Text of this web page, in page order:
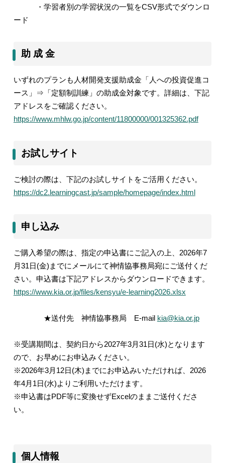
・学習者別の学習状況の一覧をCSV形式でダウンロ
ード
助 成 金
いずれのプランも人材開発支援助成金「人への投資促進コ
ース」⇒「定額制訓練」の助成金対象です。詳細は、下記
アドレスをご確認ください。
https://www.mhlw.go.jp/content/11800000/001325362.pdf
お試しサイト
ご検討の際は、下記のお試しサイトをご活用ください。
https://dc2.learningcast.jp/sample/homepage/index.html
申し込み
ご購入希望の際は、指定の申込書にご記入の上、2026年7
月31日(金) までにメールにて神情協事務局宛にご送付くだ
さい。申込書は下記アドレスからダウンロードできます。
https://www.kia.or.jp/files/kensyu/e-learning2026.xlsx
★送付先 神情協事務局 E-mail kia@kia.or.jp
※受講期間は、契約日から2027年3月31日(水)となります
ので、お早めにお申込みください。
※2026年3月 12日(木) までにお申込みいただければ、2026
年4月 1日(水)よりご利用いただけます。
※申込書はPDF等に変換せずExcelのままご送付くださ
い。
個人情報